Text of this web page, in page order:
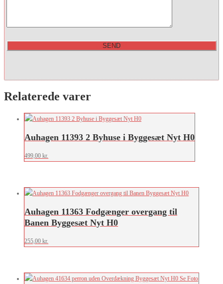
Relaterede varer
Auhagen 11393 2 Byhuse i Byggesæt Nyt H0
499,00 kr.
Auhagen 11363 Fodgænger overgang til
Banen Byggesæt Nyt H0
255,00 kr.